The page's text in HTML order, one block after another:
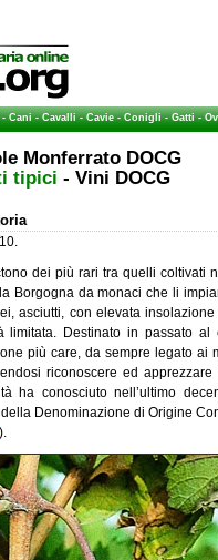
-Cani-Cavalli-Cavie-Conigli-Gatti-
Monferrato DOCG
tipici - Vini DOCG
dei più rari tra quelli coltivati
Borgogna da monaci che li
asciutti, con elevata
limitata. Destinato in passato al
più care, da sempre legato
riconoscere ed
ha conosciuto nell’ultimo
Denominazione di Origine
).